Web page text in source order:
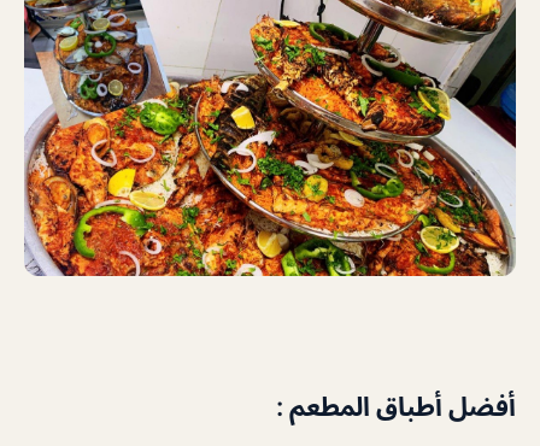
أفضل أطباق المطعم :